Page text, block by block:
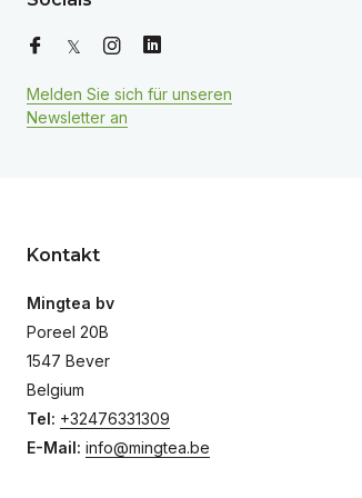
Melden Sie sich für unseren
Newsletter an
Kontakt
Mingtea bv
Poreel 20B
1547 Bever
Belgium
Tel: +32476331309
E-Mail: info@mingtea.be